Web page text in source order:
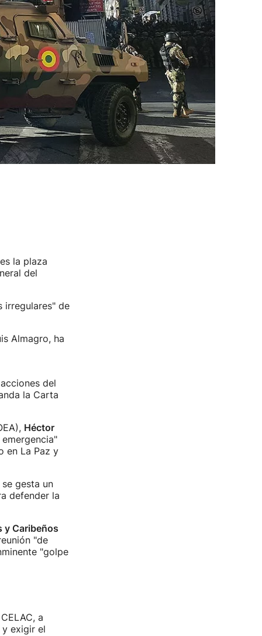
la plaza
del
irregulares" de
Almagro, ha
del
la Carta
Héctor
en La Paz y
gesta un
defender la
y Caribeños
"de
"golpe
a
exigir el